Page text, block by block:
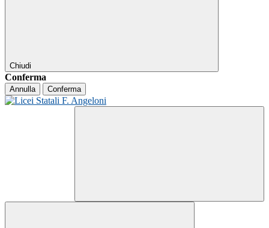
Chiudi
Conferma
Annulla Conferma